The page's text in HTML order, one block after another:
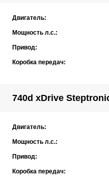
Двигатель:
Мощность л.с.:
Привод:
Коробка передач:
740d xDrive
Двигатель:
Мощность л.с.:
Привод:
Коробка передач: